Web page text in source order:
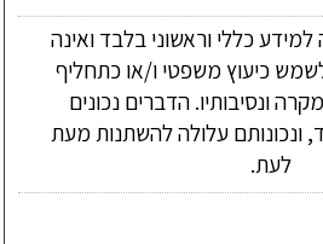
כללי וראשוני בלבד ואינה
כיעוץ משפטי ו/או כתחליף
ונסיבותיו. הדברים נכונים
ונכונותם עלולה להשתנות מעת
לעת.